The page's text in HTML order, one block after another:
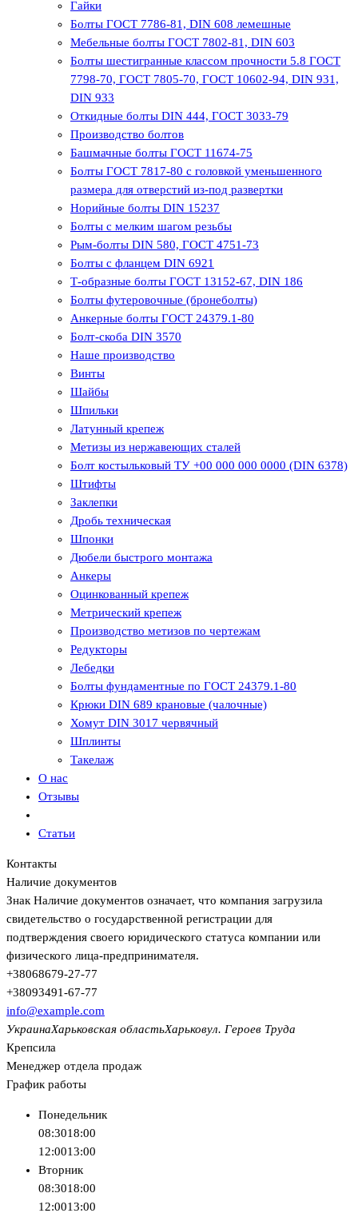
Гайки
Болты ГОСТ 7786-81, DIN 608 лемешные
Мебельные болты ГОСТ 7802-81, DIN 603
Болты шестигранные классом прочности 5.8 ГОСТ
7798-70, ГОСТ 7805-70, ГОСТ 10602-94, DIN 931,
DIN 933
Откидные болты DIN 444, ГОСТ 3033-79
Производство болтов
Башмачные болты ГОСТ 11674-75
Болты ГОСТ 7817-80 с головкой уменьшенного
размера для отверстий из-под развертки
Норийные болты DIN 15237
Болты с мелким шагом резьбы
Рым-болты DIN 580, ГОСТ 4751-73
Болты с фланцем DIN 6921
Т-образные болты ГОСТ 13152-67, DIN 186
Болты футеровочные (бронеболты)
Анкерные болты ГОСТ 24379.1-80
Болт-скоба DIN 3570
Наше производство
Винты
Шайбы
Шпильки
Латунный крепеж
Метизы из нержавеющих сталей
Болт костыльковый ТУ +00 000 000 0000 (DIN 6378)
Штифты
Заклепки
Дробь техническая
Шпонки
Дюбели быстрого монтажа
Анкеры
Оцинкованный крепеж
Метрический крепеж
Производство метизов по чертежам
Редукторы
Лебедки
Болты фундаментные по ГОСТ 24379.1-80
Крюки DIN 689 крановые (чалочные)
Хомут DIN 3017 червячный
Шплинты
Такелаж
О нас
Отзывы
Статьи
Контакты
Наличие документов
ЗнакНаличие документов означает, что компания загрузила
свидетельство о государственной регистрации для
подтверждения своего юридического статуса компании или
физического лица-предпринимателя.
+38068679-27-77
+38093491-67-77
info@example.com
УкраинаХарьковская областьХарьковул. Героев Труда
Крепсила
Менеджер отдела продаж
График работы
Понедельник
08:3018:00
12:0013:00
Вторник
08:3018:00
12:0013:00